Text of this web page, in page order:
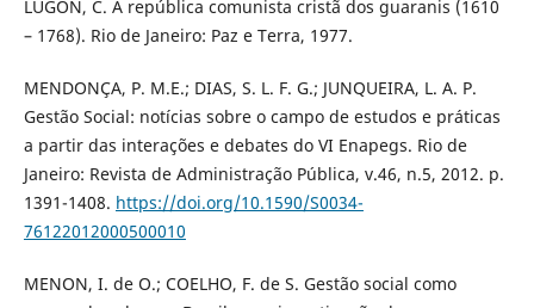
LUGON, C. A república comunista cristã dos guaranis (1610
– 1768). Rio de Janeiro: Paz e Terra, 1977.
MENDONÇA, P. M.E.; DIAS, S. L. F. G.; JUNQUEIRA, L. A. P.
Gestão Social: notícias sobre o campo de estudos e práticas
a partir das interações e debates do VI Enapegs. Rio de
Janeiro: Revista de Administração Pública, v.46, n.5, 2012. p.
1391-1408. https://doi.org/10.1590/S0034-
76122012000500010
MENON, I. de O.; COELHO, F. de S. Gestão social como